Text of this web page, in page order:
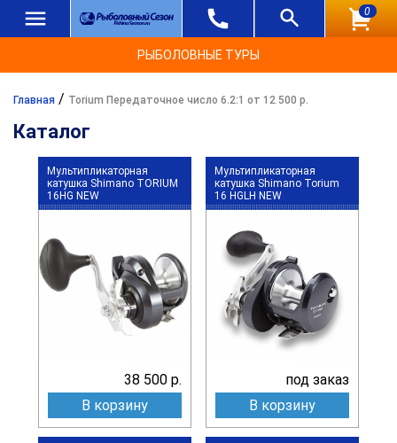
0
РЫБОЛОВНЫЕ ТУРЫ
Главная / Torium Передаточное число 6.2:1 от 12 500 р.
Каталог
Мультипликаторная
катушка Shimano TORIUM
16HG NEW
38 500 р.
В корзину
Мультипликаторная
катушка Shimano Torium
16 HGLH NEW
под заказ
В корзину